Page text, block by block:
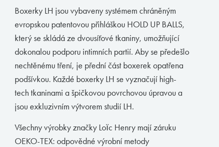
Boxerky LH jsou vybaveny systémem chráněným
evropskou patentovou přihláškou HOLD UP BALLS,
který se skládá ze dvousíťové tkaniny, umožňující
dokonalou podporu intimních partií. Aby se předešlo
nechtěnému tření, je přední část boxerek opatřena
podšívkou. Každé boxerky LH se vyznačují high-
tech tkaninami a špičkovou povrchovou úpravou a
jsou exkluzivním výtvorem studií LH.
Všechny výrobky značky Loïc Henry mají záruku
OEKO-TEX: odpovědné výrobní metody
Calvin Klein
E-shop
Boxerky
Slipy
Tanga, jocky
Trika, tilka